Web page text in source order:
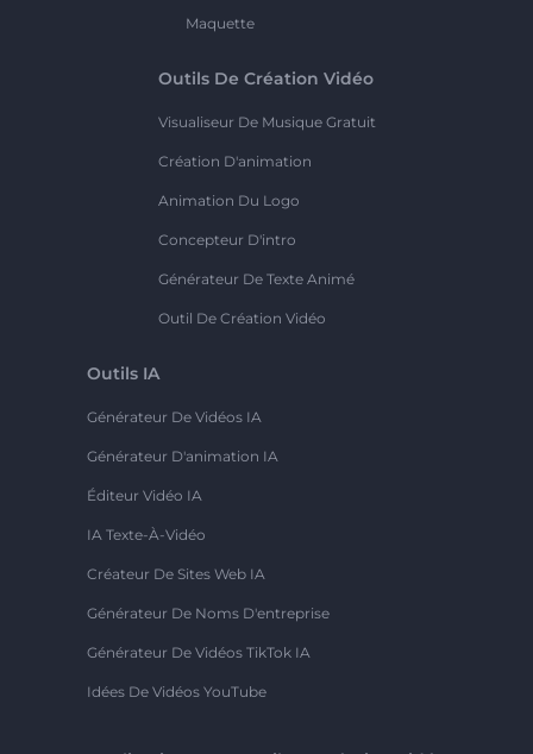
Maquette
Outils De Création Vidéo
Visualiseur De Musique Gratuit
Création D'animation
Animation Du Logo
Concepteur D'intro
Générateur De Texte Animé
Outil De Création Vidéo
Outils IA
Générateur De Vidéos IA
Générateur D'animation IA
Éditeur Vidéo IA
IA Texte-À-Vidéo
Créateur De Sites Web IA
Générateur De Noms D'entreprise
Générateur De Vidéos TikTok IA
Idées De Vidéos YouTube